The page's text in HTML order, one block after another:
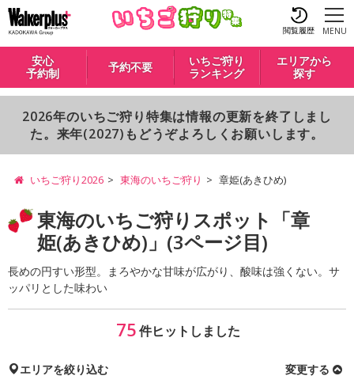
閲覧履歴 MENU
安心
予約制
予約不要
いちご狩り
ランキング
エリアから
探す
2026年のいちご狩り特集は情報の更新を終了しまし
た。来年(2027)もどうぞよろしくお願いします。
いちご狩り2026 東海のいちご狩り 章姫(あきひめ)
東海のいちご狩りスポット「章
姫(あきひめ)」(3ページ目)
長めの円すい形型。まろやかな甘味が広がり、酸味は強くない。サ
ッパリとした味わい
75件ヒットしました
エリアを絞り込む 変更する